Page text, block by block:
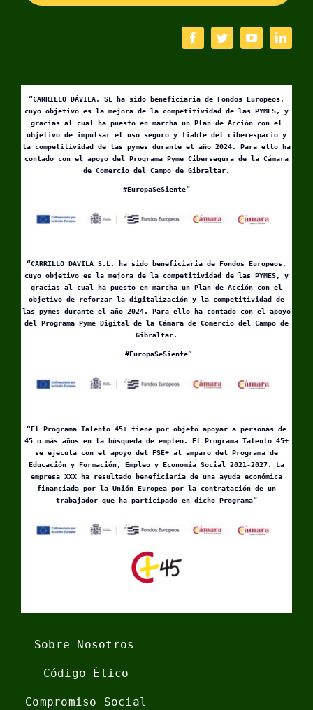
“CARRILLO DÁVILA, SL ha sido beneficiaria de Fondos Europeos,
cuyo objetivo es la mejora de la competitividad de las PYMES, y
gracias al cual ha puesto en marcha un Plan de Acción con el
objetivo de impulsar el uso seguro y fiable del ciberespacio y
la competitividad de las pymes durante el año 2024. Para ello ha
contado con el apoyo del Programa Pyme Cibersegura de la Cámara
de Comercio del Campo de Gibraltar.
#EuropaSeSiente”
“CARRILLO DÁVILA S.L. ha sido beneficiaria de Fondos Europeos,
cuyo objetivo es la mejora de la competitividad de las PYMES, y
gracias al cual ha puesto en marcha un Plan de Acción con el
objetivo de reforzar la digitalización y la competitividad de
las pymes durante el año 2024. Para ello ha contado con el apoyo
del Programa Pyme Digital de la Cámara de Comercio del Campo de
Gibraltar.
#EuropaSeSiente”
“El Programa Talento 45+ tiene por objeto apoyar a personas de
45 o más años en la búsqueda de empleo. El Programa Talento 45+
se ejecuta con el apoyo del FSE+ al amparo del Programa de
Educación y Formación, Empleo y Economía Social 2021-2027. La
empresa XXX ha resultado beneficiaria de una ayuda económica
financiada por la Unión Europea por la contratación de un
trabajador que ha participado en dicho Programa”
Sobre Nosotros
Código Ético
Compromiso Social